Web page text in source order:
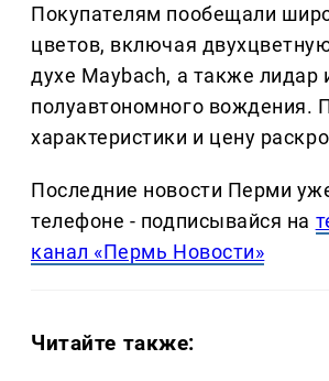
Покупателям пообещали
цветов, включая
духе Maybach, а также лидар
полуавтономного вождения.
характеристики и цену
Последние новости Перми
телефоне - подписывайся на
канал «Пермь Новости»
Читайте также: